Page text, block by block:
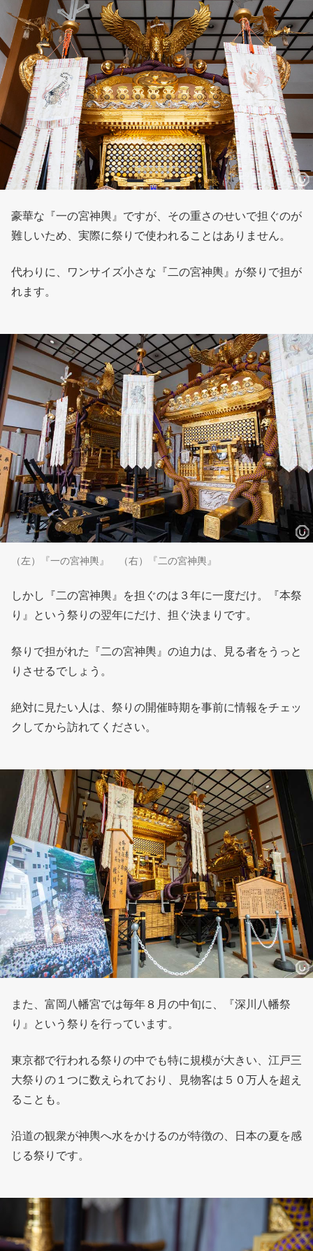
豪華な『一の宮神輿』ですが、その重さのせいで担ぐのが
難しいため、実際に祭りで使われることはありません。
代わりに、ワンサイズ小さな『二の宮神輿』が祭りで担が
れます。
（左）『一の宮神輿』 （右）『二の宮神輿』
しかし『二の宮神輿』を担ぐのは３年に一度だけ。『本祭
り』という祭りの翌年にだけ、担ぐ決まりです。
祭りで担がれた『二の宮神輿』の迫力は、見る者をうっと
りさせるでしょう。
絶対に見たい人は、祭りの開催時期を事前に情報をチェッ
クしてから訪れてください。
また、富岡八幡宮では毎年８月の中旬に、『深川八幡祭
り』という祭りを行っています。
東京都で行われる祭りの中でも特に規模が大きい、江戸三
大祭りの１つに数えられており、見物客は５０万人を超え
ることも。
沿道の観衆が神輿へ水をかけるのが特徴の、日本の夏を感
じる祭りです。